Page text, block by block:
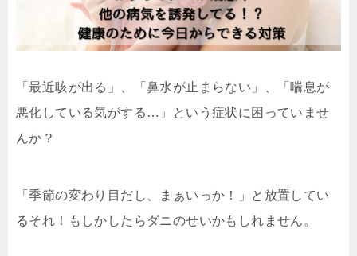
「最近咳が出る」、「鼻水が止まらない」、「喘息が
悪化している気がする…」という症状に困っていませ
んか？
「季節の変わり目だし、まぁいっか！」と放置してい
るそれ！もしかしたらダニのせいかもしれません。